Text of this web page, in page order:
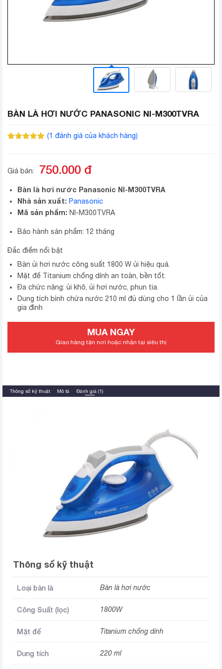
BÀN LÀ HƠI NƯỚC PANASONIC NI-M300TVRA
(1 đánh giá của khách hàng)
Giá bán: 750.000 đ
Bàn là hơi nước Panasonic NI-M300TVRA
Nhà sản xuất: Panasonic
Mã sản phẩm: NI-M300TVRA
Bảo hành sản phẩm: 12 tháng
Đắc điểm nổi bật
Bàn ủi hơi nước công suất 1800 W ủi hiệu quả.
Mặt đế Titanium chống dính an toàn, bền tốt.
Đa chức năng: ủi khô, ủi hơi nước, phun tia.
Dung tích bình chứa nước 210 ml đủ dùng cho 1 lần ủi của
gia đình
MUA NGAY
Giao hàng tận nơi hoặc nhận tại siêu thị
Thông số kỹ thuật Mô tả Đánh giá (1)
Thông số kỹ thuật
Loại bàn là Bàn là hơi nước
Công Suất (lọc) 1800W
Mặt đế Titanium chống dính
Dung tích 220 ml